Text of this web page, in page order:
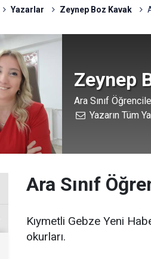
Yazarlar Zeynep Boz Kavak
Zeynep
Ara Sınıf
Yazarın Tüm
Ara Sınıf
Kıymetli Gebze Yeni
okurları.